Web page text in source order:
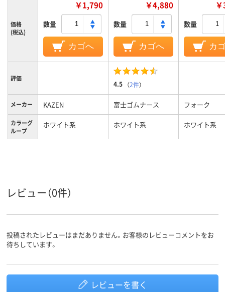
価格
(税込)
￥1,790
数量
カゴへ
￥4,880
数量
カゴへ
数量
カ
評価
4.5 （2件）
メーカー KAZEN 富士ゴムナース フォーク
カラーグ
ループ
ホワイト系 ホワイト系 ホワイト系
レビュー（0件）
投稿されたレビューはまだありません。お客様のレビューコメントをお
待ちしています。
レビューを書く